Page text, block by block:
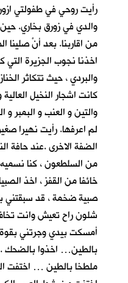
رأيت روحي في طفولتي
والدي في زورق بخاري. حين
من اقاربنا. بعد أنْصلينا
اخذنا نجوب الجزيرة
والبردي ، حيث تتكاثر
كانت اشجار النخيل
والتين و العنب و البمبر
لم اعرفها. رأيت نهيرا
الضفة الاخرى .عند حافة
من السلطعون ، كنا
خائفا من القفز ، اخذ
صبية ضخمة ، قد سبقتني
شلون راح تعيش وانت
أمسكت بيدي وجرتني
بالطين… اخذوا
ملطخا بالطين … اختفت